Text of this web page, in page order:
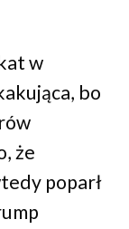
w
bo
że
poparł